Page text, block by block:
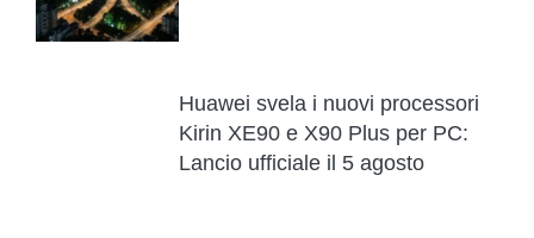
Huawei svela i nuovi processori
Kirin XE90 e X90 Plus per PC:
Lancio ufficiale il 5 agosto